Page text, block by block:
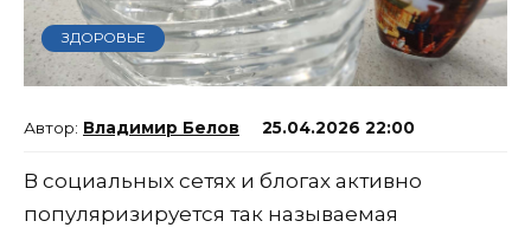
ЗДОРОВЬЕ
Владимир Белов 25.04.2026 22:00
В социальных сетях и блогах активно
популяризируется так называемая